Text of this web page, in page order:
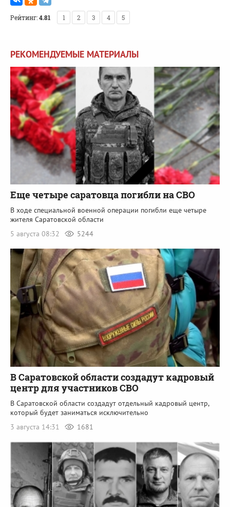
Рейтинг:4.81 1 2 3 4 5
РЕКОМЕНДУЕМЫЕ МАТЕРИАЛЫ
Еще четыре саратовца погибли на СВО
В ходе специальной военной операции погибли еще четыре
жителя Саратовской области
5 августа 08:32
5244
В Саратовской области создадут кадровый
центр для участников СВО
В Саратовской области создадут отдельный кадровый центр,
который будет заниматься исключительно
3 августа 14:31
1681